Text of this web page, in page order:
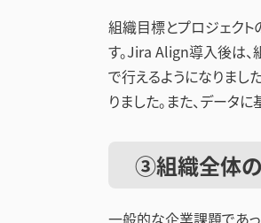
組織目標とプロジェク
す。Jira Align導入後は
で行えるようになりまし
りました。また、データ
③組織全体の
一般的な企業課題であ